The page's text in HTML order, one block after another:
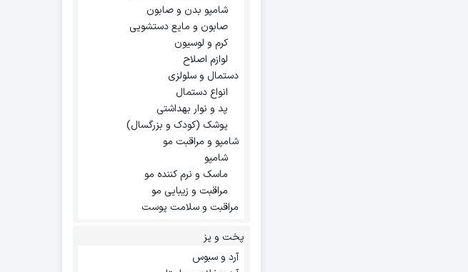
شامپو بدن و صابون
صابون و مایع دستشویی
کرم و لوسیون
لوازم اصلاح
دستمال و سلولزی
انواع دستمال
پد و نوار بهداشتی
پوشک (کودک و بزرگسال)
شامپو و مراقبت مو
شامپو
ماسک و نرم کننده مو
مراقبت و زیبایی مو
مراقبت و سلامت پوست
پخت و پز
آرد و سبوس